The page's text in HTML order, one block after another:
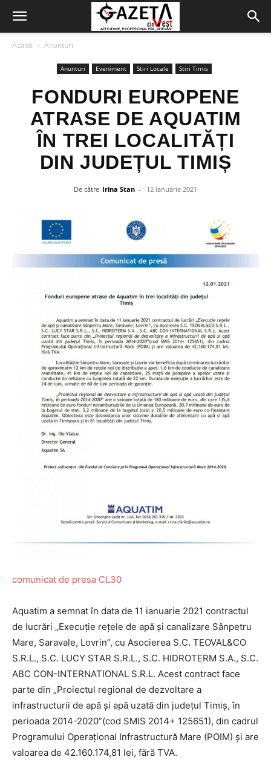
Acasă Anunturi
Anunturi Eveniment Stiri Locale Stiri Timis
FONDURI EUROPENE
ATRASE DE AQUATIM
ÎN TREI LOCALITĂȚI
DIN JUDEȚUL TIMIȘ
De către Irina Stan - 12 ianuarie 2021
comunicat de presa CL30
Aquatim a semnat în data de 11 ianuarie 2021 contractul
de lucrări „Execuție reţele de apă şi canalizare Sânpetru
Mare, Saravale, Lovrin”, cu Asocierea S.C. TEOVAL&CO
S.R.L., S.C. LUCY STAR S.R.L., S.C. HIDROTERM S.A., S.C.
ABC CON-INTERNATIONAL S.R.L. Acest contract face
parte din „Proiectul regional de dezvoltare a
infrastructurii de apă și apă uzată din județul Timiș, în
perioada 2014-2020”(cod SMIS 2014+ 125651), din cadrul
Programului Operațional Infrastructură Mare (POIM) și are
valoarea de 42.160.174,81 lei, fără TVA.